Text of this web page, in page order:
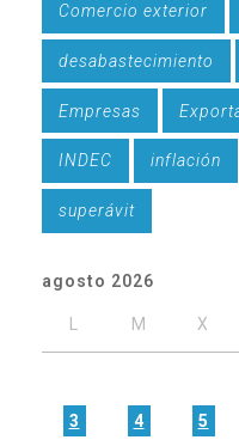
Comercio exterior
desabastecimiento
Empresas
INDEC inflación
superávit
agosto 2026
M X
3 4 5